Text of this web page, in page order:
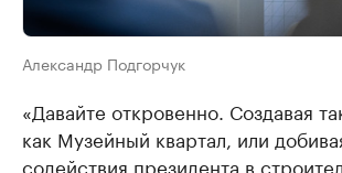
Александр Подгорчук
«Давайте откровенно. Создавая
как Музейный квартал, или
содействия президента в